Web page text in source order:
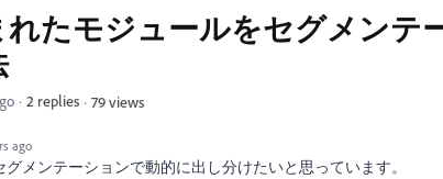
ago
たモジュールをセグメンテ
2 replies 79 views
メンテーションで動的に出し分けたいと思っています。